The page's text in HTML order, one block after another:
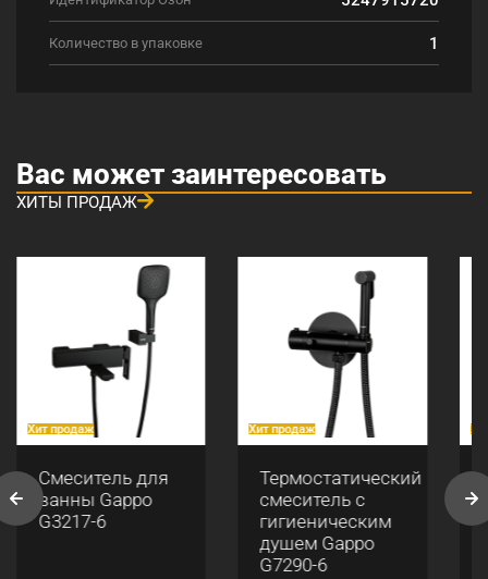
Количество в упаковке 1
Вас может заинтересовать
ХИТЫ ПРОДАЖ
Хит продаж
Смеситель для
ванны Gappo
G3217-6
Хит продаж
Термостатический
смеситель с
гигиеническим
душем Gappo
G7290-6